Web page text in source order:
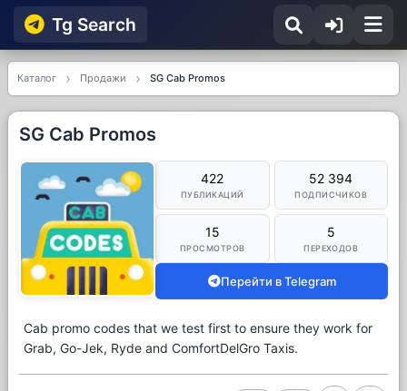
Tg Searсh
Каталог Продажи SG Cab Promos
SG Cab Promos
422
ПУБЛИКАЦИЙ
52 394
ПОДПИСЧИКОВ
15
ПРОСМОТРОВ
5
ПЕРЕХОДОВ
Перейти в Telegram
Cab promo codes that we test first to ensure they work for
Grab, Go-Jek, Ryde and ComfortDelGro Taxis.